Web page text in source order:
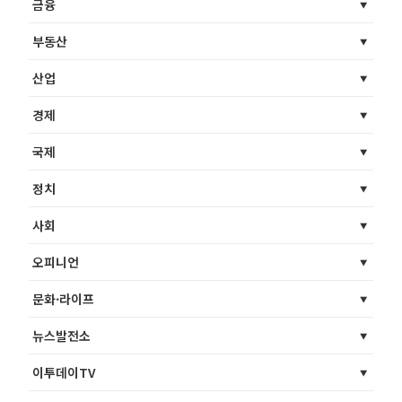
금융
부동산
산업
경제
국제
정치
사회
오피니언
문화·라이프
뉴스발전소
이투데이TV